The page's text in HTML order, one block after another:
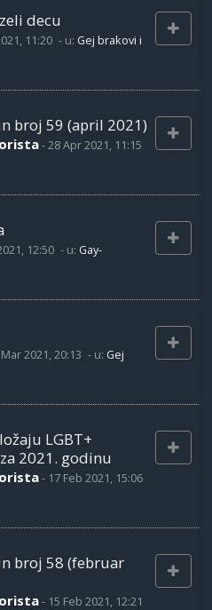
decu
11:20 - u: Gej brakovi i
broj 59 (april 2021)
-28 Apr 2021, 11:15
12:50 - u: Gay-
2021, 20:13 - u: Gej
LGBT+
2021. godinu
- 17 Feb 2021, 15:06
broj 58 (februar
- 15 Feb 2021, 12:21